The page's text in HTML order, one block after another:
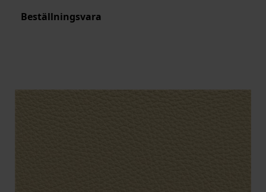
Beställningsvara